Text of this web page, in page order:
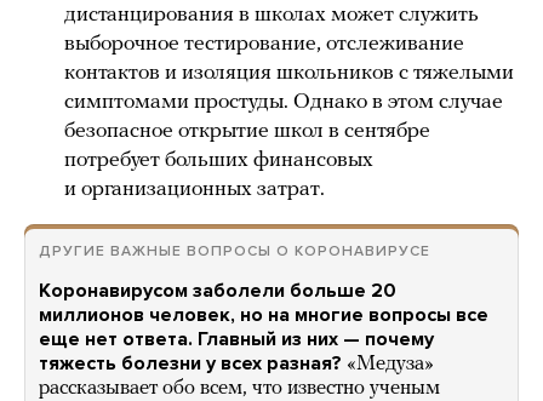
дистанцирования в школах может служить
выборочное тестирование, отслеживание
контактов и изоляция школьников с тяжелыми
симптомами простуды. Однако в этом случае
безопасное открытие школ в сентябре
потребует больших финансовых
и организационных затрат.
ДРУГИЕ ВАЖНЫЕ ВОПРОСЫ О КОРОНАВИРУСЕ
Коронавирусом заболели больше 20
миллионов человек, но на многие вопросы все
еще нет ответа. Главный из них — почему
тяжесть болезни у всех разная? «Медуза»
рассказывает обо всем, что известно ученым